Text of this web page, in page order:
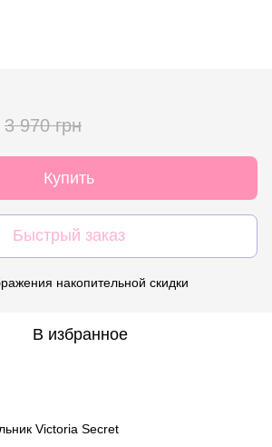
3 970 грн
Купить
Быстрый заказ
накопительной скидки
В избранное
Victoria Secret